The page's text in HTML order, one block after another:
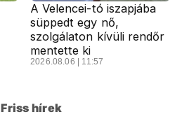
A Velencei-tó iszapjába
süppedt egy nő,
szolgálaton kívüli rendőr
mentette ki
2026.08.06 | 11:57
Friss hírek